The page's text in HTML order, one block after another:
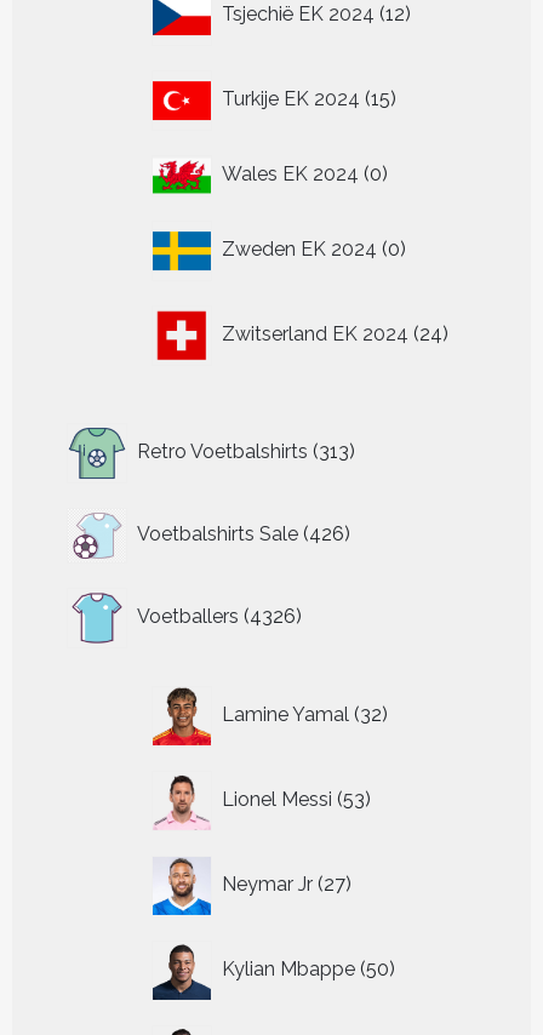
Tsjechië EK 2024 12
producten
Turkije EK 2024 15
producten
Wales EK 2024 00
Zweden EK 2024 0
producten
Zwitserland EK 2024 24
producten
Retro Voetbalshirts 313
producten
Voetbalshirts Sale 426
426
producten
Voetballers 4326
producten
Lamine Yamal 32
producten
Lionel Messi 53
producten
Neymar Jr 27
producten
Kylian Mbappe 50
producten